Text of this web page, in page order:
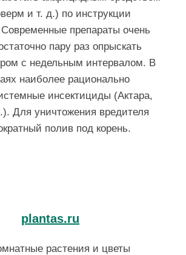
и т. д.) по инструкции
препараты очень
пару раз опрыскать
с недельным интервалом. В
наиболее рационально
инсектициды (Актара,
Для уничтожения вредителя
полив под корень.
plantas.ru
растения и цветы